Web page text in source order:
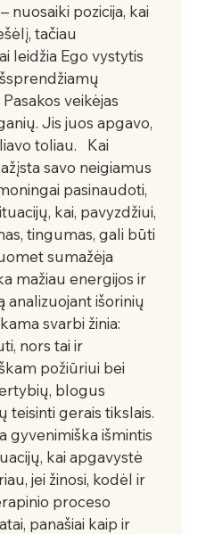
nuosaiki pozicija, kai
tačiau
leidžia Ego vystytis
veikėjas
Jis juos apgavo,
toliau.   Kai
savo neigiamus
pasinaudoti,
kai, pavyzdžiui,
tingumas, gali būti
sumažėja
mažiau energijos ir
analizuojant išorinių
svarbi žinia:
nors tai ir
požiūriui bei
blogus
teisinti gerais tikslais.
gyvenimiška išmintis
kai apgavystė
jei žinosi, kodėl ir
proceso
panašiai kaip ir